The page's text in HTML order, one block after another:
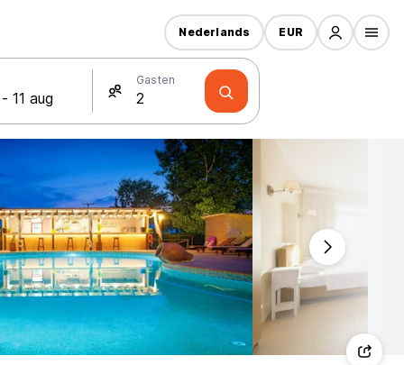
Gasten
Nederlands EUR